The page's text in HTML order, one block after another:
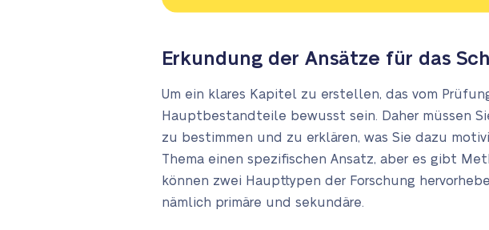
Erkundung der Ansätze für das
Um ein klares Kapitel zu erstellen, das vom
Hauptbestandteile bewusst sein. Daher müssen
zu bestimmen und zu erklären, was Sie dazu
Thema einen spezifischen Ansatz, aber es gibt
können zwei Haupttypen der Forschung
nämlich primäre und sekundäre.